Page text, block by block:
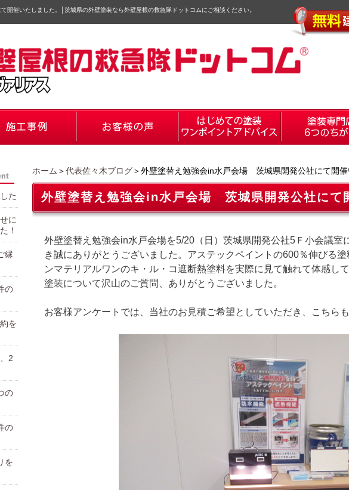
開催いたしました。 茨城県の外壁塗装なら外壁屋根の救急隊ドットコムにご相談ください。
ホーム ＞代表佐々木ブログ＞外壁塗替え勉強会in水戸会場 茨城県開発公社にて開催
外壁塗替え勉強会in水戸会場 茨城県開発公社にて
外壁塗替え勉強会in水戸会場を5/20（日）茨城県開発公社5Ｆ小会議
き誠にありがとうございました。アステックペイントの600％伸びる
ンマテリアルワンのキ・ル・コ遮断熱塗料を実際に見て触れて体感し
塗装について沢山のご質問、ありがとうございました。
お客様アンケートでは、当社のお見積ご希望としていただき、こちら
た
に
！
縁
の
を
2
の
の
を